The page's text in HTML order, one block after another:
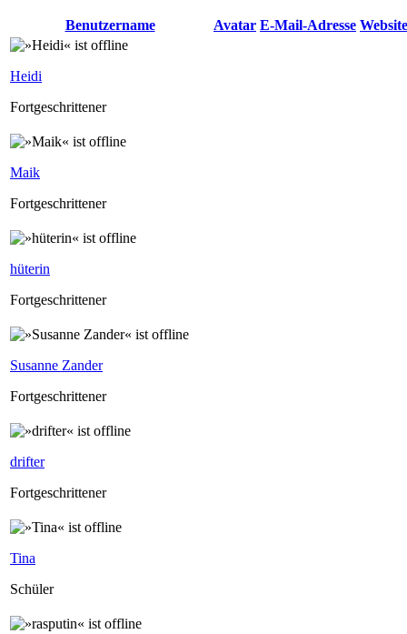
Benutzername Avatar E-Mail-Adresse Website
Heidi
Fortgeschrittener
Maik
Fortgeschrittener
hüterin
Fortgeschrittener
Susanne Zander
Fortgeschrittener
drifter
Fortgeschrittener
Tina
Schüler